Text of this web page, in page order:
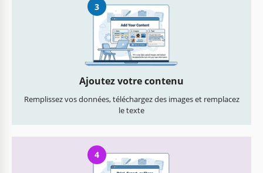
3
Ajoutez votre contenu
Remplissez vos données, téléchargez des images et remplacez
le texte
4